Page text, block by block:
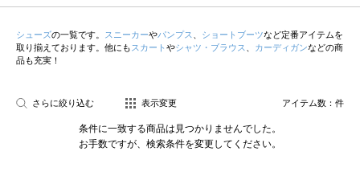
シューズの一覧です。 スニーカーやパンプス ショートブーツなど定番アイテムを
取り揃えております。他にも スカート やシャツ・ブラウス カーディガンなどの商
品も充実！
さらに絞り込む 表示変更 アイテム数： 件
条件に一致する商品は見つかりませんでした。
お手数ですが、検索条件を変更してください。